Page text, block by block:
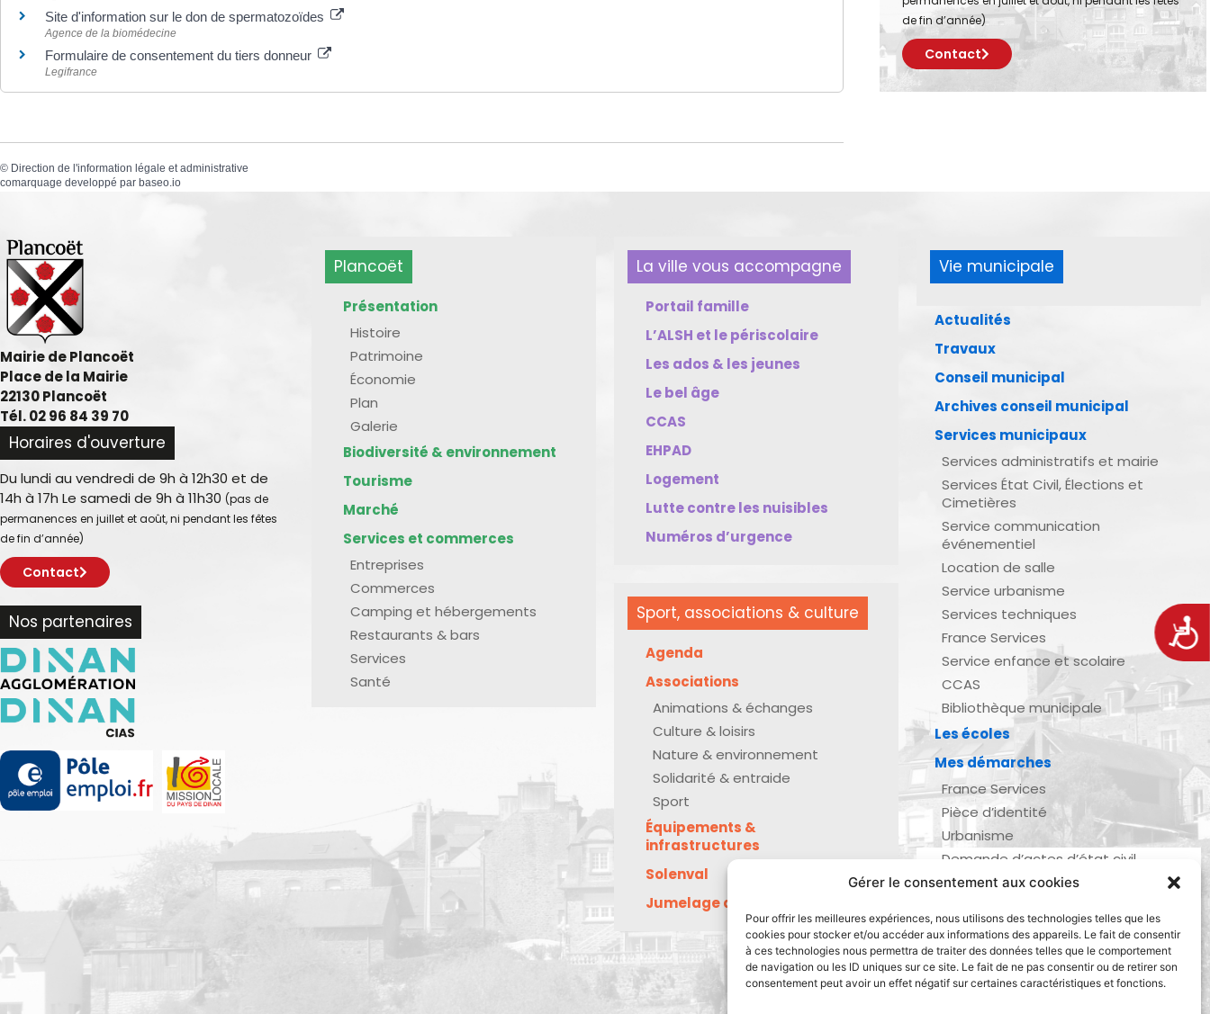
Gérer le consentement aux cookies
Pour offrir les meilleures expériences, nous utilisons des technologies telles que les
cookies pour stocker et/ou accéder aux informations des appareils. Le fait de consentir
à ces technologies nous permettra de traiter des données telles que le comportement
de navigation ou les ID uniques sur ce site. Le fait de ne pas consentir ou de retirer son
consentement peut avoir un effet négatif sur certaines caractéristiques et fonctions.
Site d'information sur le don de spermatozoïdes
Agence de la biomédecine
Formulaire de consentement du tiers donneur
Legifrance
© Direction de l'information légale et administrative
comarquage developpé par baseo.io
de fin d’année)
Contact
Mairie de Plancoët
Place de la Mairie
22130 Plancoët
Tél. 02 96 84 39 70
Horaires d'ouverture
Du lundi au vendredi de 9h à 12h30 et de
14h à 17h Le samedi de 9h à 11h30 (pas de
permanences en juillet et août, ni pendant les fêtes
de fin d’année)
Contact
Nos partenaires
Plancoët
Présentation
Histoire
Patrimoine
Économie
Plan
Galerie
Biodiversité & environnement
Tourisme
Marché
Services et commerces
Entreprises
Commerces
Camping et hébergements
Restaurants & bars
Services
Santé
La ville vous accompagne
Portail famille
L’ALSH et le périscolaire
Les ados & les jeunes
Le bel âge
CCAS
EHPAD
Logement
Lutte contre les nuisibles
Numéros d’urgence
Sport, associations & culture
Agenda
Associations
Animations & échanges
Culture & loisirs
Nature & environnement
Solidarité & entraide
Sport
Équipements &
infrastructures
Solenval
Jumelage avec Kreuzau
Vie municipale
Actualités
Travaux
Conseil municipal
Archives conseil municipal
Services municipaux
Services administratifs et mairie
Services État Civil, Élections et
Cimetières
Service communication
événementiel
Location de salle
Service urbanisme
Services techniques
France Services
Service enfance et scolaire
CCAS
Bibliothèque municipale
Les écoles
Mes démarches
France Services
Pièce d’identité
Urbanisme
Demande d’actes d’état civil
Se marier, se pacser
Recensement militaire
Le journal de ma ville
Gestion des déchets